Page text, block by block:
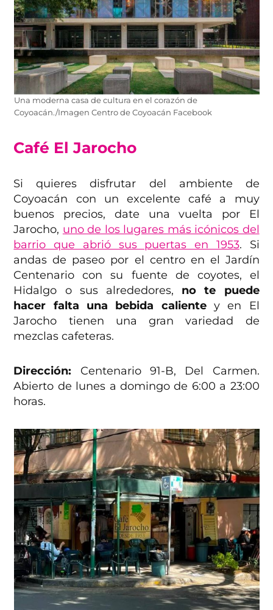
Una moderna casa de cultura en el corazón de
Coyoacán./Imagen Centro de Coyoacán Facebook
Café El Jarocho
Si quieres disfrutar del ambiente de
Coyoacán con un excelente café a muy
buenos precios, date una vuelta por El
Jarocho, uno de los lugares más icónicos del
barrio que abrió sus puertas en 1953. Si
andas de paseo por el centro en el Jardín
Centenario con su fuente de coyotes, el
Hidalgo o sus alrededores, no te puede
hacer falta una bebida calientey en El
Jarocho tienen una gran variedad de
mezclas cafeteras.
Dirección: Centenario 91-B, Del Carmen.
Abierto de lunes a domingo de 6:00 a 23:00
horas.